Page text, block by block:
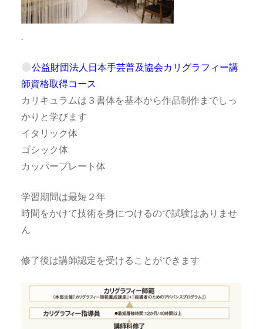
.
公益財団法人日本手芸普及協会カリグラフィー講
師資格取得コース
カリキュラムは３書体を基本から作品制作までしっ
かりと学びます
イタリック体
ゴシック体
カッパープレート体
学習期間は最短２年
時間をかけて技術を身につけるので試験はありませ
ん
修了後は講師認定を受けることができます